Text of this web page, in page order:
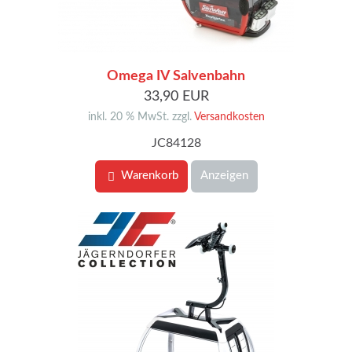
Omega IV Salvenbahn
33,90 EUR
inkl. 20 % MwSt. zzgl. Versandkosten
JC84128
Warenkorb Anzeigen